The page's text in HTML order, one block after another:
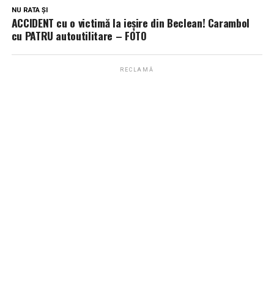
NU RATA ȘI
ACCIDENT cu o victimă la ieșire din Beclean! Carambol
cu PATRU autoutilitare – FOTO
RECLAMĂ